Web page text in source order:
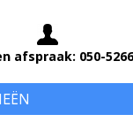
afspraak: 050-